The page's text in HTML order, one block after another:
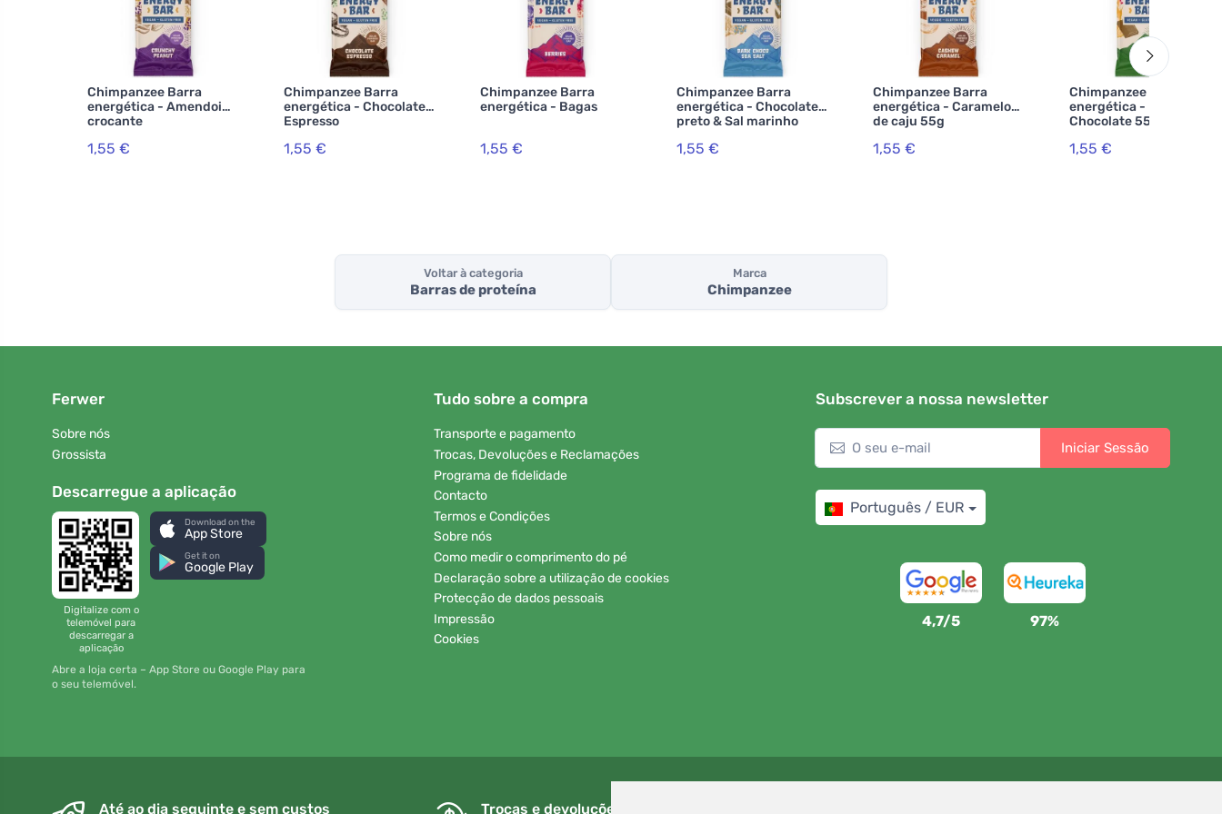
Chimpanzee Barra
energética - Amendoim
crocante
1,55 €
Chimpanzee Barra
energética - Chocolate
Espresso
1,55 €
Chimpanzee Barra
energética - Bagas
1,55 €
Chimpanzee Barra
energética - Chocolate
preto & Sal marinho
1,55 €
Chimpanzee Barra
energética - Caramelo
de caju 55g
1,55 €
Chimpanzee Barra
energética - Banana &
Chocolate 55 g
1,55 €
Voltar à categoria
Barras de proteína
Marca
Chimpanzee
Ferwer
Sobre nós
Grossista
Descarregue a aplicação
Digitalize com o
telemóvel para
descarregar a
aplicação
Download on the
App Store
Get it on
Google Play
Abre a loja certa – App Store ou Google Play para
o seu telemóvel.
Tudo sobre a compra
Transporte e pagamento
Trocas, Devoluções e Reclamações
Programa de fidelidade
Contacto
Termos e Condições
Sobre nós
Como medir o comprimento do pé
Declaração sobre a utilização de cookies
Protecção de dados pessoais
Impressão
Cookies
Subscrever a nossa newsletter
Iniciar Sessão
Português / EUR
4,7/5 97%
Até ao dia seguinte e sem custos Trocas e devoluções gratuitas